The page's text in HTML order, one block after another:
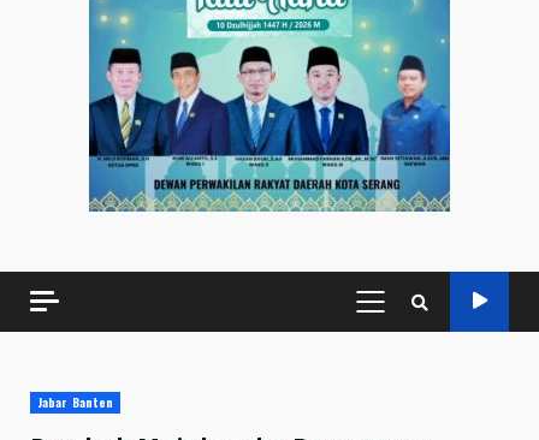
PRIMARY
MENU
Jabar Banten